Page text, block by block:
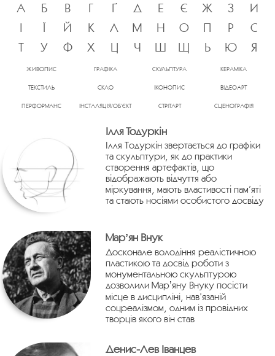
А
Б В Г Ґ Д Е Є Ж З
И
І
Ї Й К Л М Н О П Р
С
Т
У Ф Х Ц Ч Ш Щ Ь Ю Я
ЖИВОПИС ГРАФІКА СКУЛЬПТУРА КЕРАМІКА
ТЕКСТИЛЬ СКЛО ІКОНОПИС ВІДЕОАРТ
ПЕРФОРМАНС ІНСТАЛЯЦІЯ/ОБ’ЄКТ СТРІТАРТ СЦЕНОГРАФІЯ
Ілля Тодуркін
Ілля Тодуркін звертається до графіки
та скульптури, як до практики
створення артефактів, що
відображають відчуття або
міркування, мають властивості пам’яті
та стають носіями особистого досвіду
Марʼян Внук
Досконале володіння реалістичною
пластикою та досвід роботи з
монументальною скульптурою
дозволили Марʼяну Внуку посісти
місце в дисципліні, нав’язаній
соцреалізмом, одним із провідних
творців якого він став
Денис-Лев Іванцев